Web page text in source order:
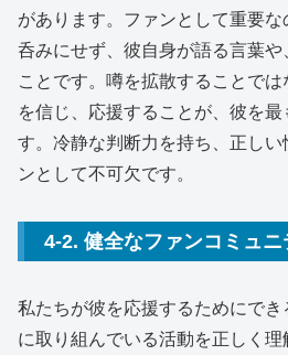
があります。ファンとして重要
呑みにせず、彼自身が語る言葉
ことです。噂を拡散することで
を信じ、応援することが、彼を
す。冷静な判断力を持ち、正し
ンとして不可欠です。
4-2. 健全なファンコミュ
私たちが彼を応援するためにで
に取り組んでいる活動を正しく